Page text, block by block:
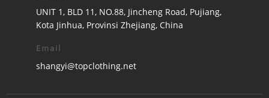
UNIT 1, BLD 11, NO.88, Jincheng Road, Pujiang,
Kota Jinhua, Provinsi Zhejiang, China
Email
shangyi@topclothing.net